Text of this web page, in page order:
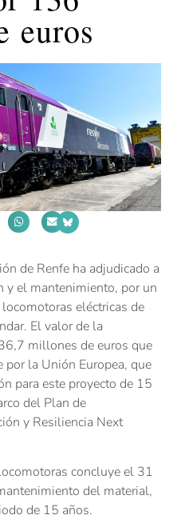
euros
de Renfe ha adjudicado a
y el mantenimiento, por un
eléctricas de
El valor de la
millones de euros que
por la Unión Europea, que
para este proyecto de 15
del Plan de
y Resiliencia Next
concluye el 31
del material,
de 15 años.